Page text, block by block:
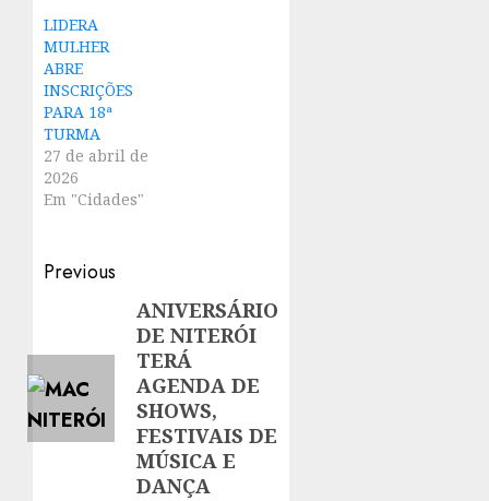
LIDERA
MULHER
ABRE
INSCRIÇÕES
PARA 18ª
TURMA
27 de abril de
2026
Em "Cidades"
Post
navigation
Previous
ANIVERSÁRIO
DE NITERÓI
TERÁ
AGENDA DE
SHOWS,
FESTIVAIS DE
MÚSICA E
DANÇA